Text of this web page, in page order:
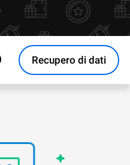
Recupero di dati